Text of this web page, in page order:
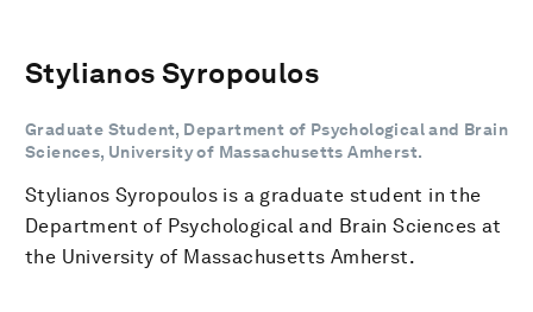
Stylianos Syropoulos
Graduate Student, Department of Psychological and Brain
Sciences, University of Massachusetts Amherst.
Stylianos Syropoulos is a graduate student in the
Department of Psychological and Brain Sciences at
the University of Massachusetts Amherst.